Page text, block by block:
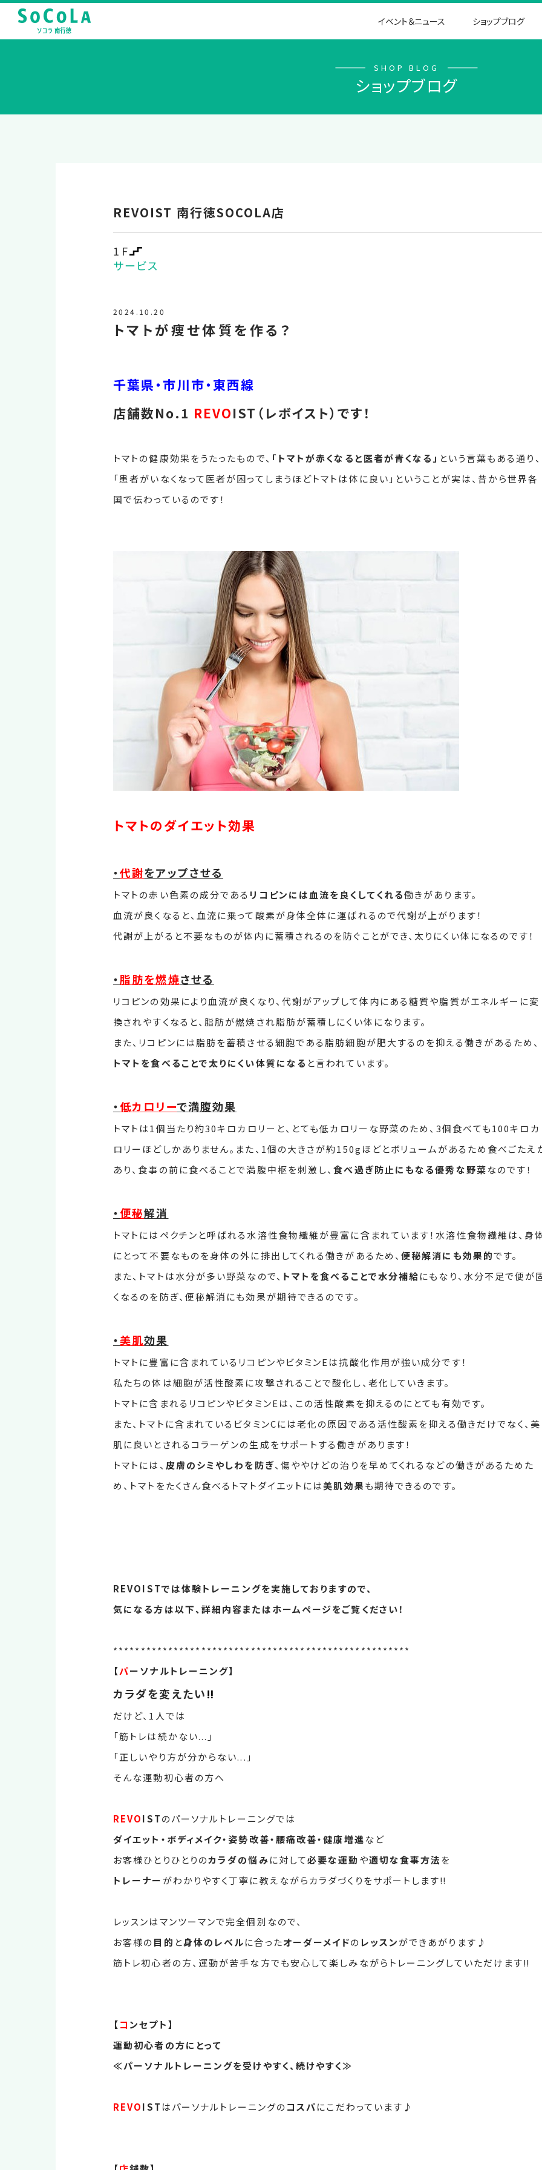
イベント＆ニュース ショップブログ
SHOP BLOG
ショップブログ
REVOIST 南行徳SOCOLA店
1F
サービス
2024.10.20
トマトが痩せ体質を作る？
千葉県・市川市・東西線
店舗数No.1 REVOIST（レボイスト）です！
トマトの健康効果をうたったもので、 「トマトが赤くなると医者が青くなる」 という言葉もある通り、
「患者がいなくなって医者が困ってしまうほどトマトは体に良い」ということが実は、昔から世界各
国で伝わっているのです！
トマトのダイエット効果
・代謝をアップさせる
トマトの赤い色素の成分である リコピンには血流を良くしてくれる働きがあります。
血流が良くなると、血流に乗って酸素が身体全体に運ばれるので代謝が上がります！
代謝が上がると不要なものが体内に蓄積されるのを防ぐことができ、太りにくい体になるのです！
・脂肪を燃焼させる
リコピンの効果により血流が良くなり、代謝がアップして体内にある糖質や脂質がエネルギーに変
換されやすくなると、脂肪が燃焼され脂肪が蓄積しにくい体になります。
また、リコピンには脂肪を蓄積させる細胞である脂肪細胞が肥大するのを抑える働きがあるため、
トマトを食べることで太りにくい体質になる と言われています。
・低カロリーで満腹効果
トマトは1個当たり約30キロカロリーと、とても低カロリーな野菜のため、3個食べても100キロカ
ロリーほどしかありません。また、1個の大きさが約150gほどとボリュームがあるため食べごたえ
あり、食事の前に食べることで満腹中枢を刺激し、食べ過ぎ防止にもなる優秀な野菜なのです！
・便秘解消
トマトにはペクチンと呼ばれる水溶性食物繊維が豊富に含まれています！水溶性食物繊維は、身
にとって不要なものを身体の外に排出してくれる働きがあるため、便秘解消にも効果的です。
また、トマトは水分が多い野菜なので、 トマトを食べることで水分補給にもなり、水分不足で便が
くなるのを防ぎ、便秘解消にも効果が期待できるのです。
・美肌効果
トマトに豊富に含まれているリコピンやビタミンEは抗酸化作用が強い成分です！
私たちの体は細胞が活性酸素に攻撃されることで酸化し、老化していきます。
トマトに含まれるリコピンやビタミンEは、この活性酸素を抑えるのにとても有効です。
また、トマトに含まれているビタミンCには老化の原因である活性酸素を抑える働きだけでなく、美
肌に良いとされるコラーゲンの生成をサポートする働きがあります！
トマトには、 皮膚のシミやしわを防ぎ、傷ややけどの治りを早めてくれるなどの働きがあるためた
め、トマトをたくさん食べるトマトダイエットには美肌効果も期待できるのです。
REVOISTでは体験トレーニングを実施しておりますので、
気になる方は以下、詳細内容またはホームページをご覧ください！
******************************************************
【パーソナルトレーニング】
カラダを変えたい‼
だけど、1人では
「筋トレは続かない...」
「正しいやり方が分からない...」
そんな運動初心者の方へ
REVOISTのパーソナルトレーニングでは
ダイエット・ボディメイク・姿勢改善・腰痛改善・健康増進など
お客様ひとりひとりのカラダの悩みに対して必要な運動 や適切な食事方法を
トレーナー がわかりやすく丁寧に教えながらカラダづくりをサポートします‼
レッスンはマンツーマンで完全個別なので、
お客様の目的 と身体のレベルに合ったオーダーメイドの レッスンができあがります♪
筋トレ初心者の方、運動が苦手な方でも安心して楽しみながらトレーニングしていただけます‼
【コ ンセプト】
運動初心者の方にとって
≪パーソナルトレーニングを受けやすく、続けやすく≫
REVOIST はパーソナルトレーニングのコスパにこだわっています♪